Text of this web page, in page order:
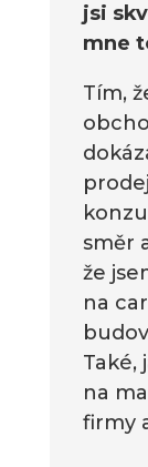
jsi
mne
Tím,
směr
že
na
Také,
na
firmy